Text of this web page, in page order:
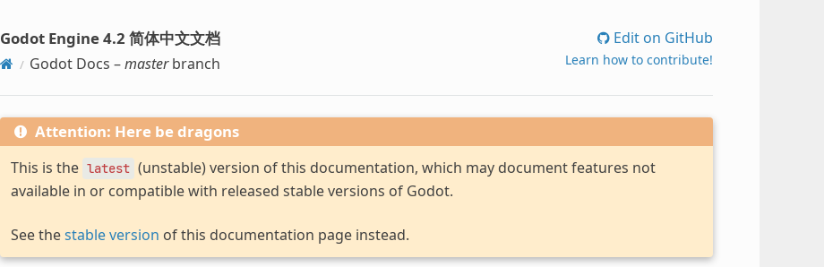
Godot Engine 4.2 简体中文文档
Godot Docs –masterbranch
Edit on GitHub
Learn how to contribute!
Attention: Here be dragons
This is the latest (unstable) version of this documentation, which may document features not
available in or compatible with released stable versions of Godot.
See thestable version of this documentation page instead.